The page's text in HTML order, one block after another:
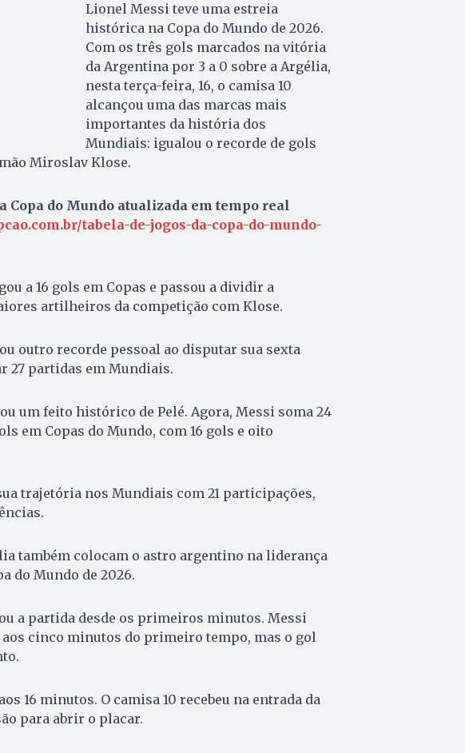
Lionel Messi teve uma estreia
histórica na Copa do Mundo de 2026.
Com os três gols marcados na vitória
da Argentina por 3 a 0 sobre a Argélia,
nesta terça-feira, 16, o camisa 10
alcançou uma das marcas mais
importantes da história dos
Mundiais: igualou o recorde de gols
Miroslav Klose.
Copa do Mundo atualizada em tempo real
tabela-de-jogos-da-copa-do-mundo-
a 16 gols em Copas e passou a dividir a
artilheiros da competição com Klose.
outro recorde pessoal ao disputar sua sexta
27 partidas em Mundiais.
um feito histórico de Pelé. Agora, Messi soma 24
em Copas do Mundo, com 16 gols e oito
trajetória nos Mundiais com 21 participações,
também colocam o astro argentino na liderança
do Mundo de 2026.
a partida desde os primeiros minutos. Messi
aos cinco minutos do primeiro tempo, mas o gol
16 minutos. O camisa 10 recebeu na entrada da
para abrir o placar.